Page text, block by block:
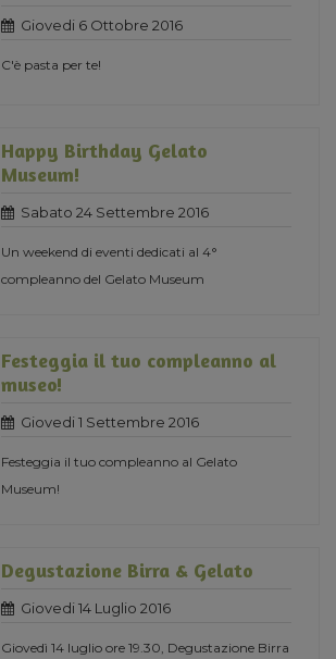
Giovedi 6 Ottobre 2016
C'è pasta per te!
Happy Birthday Gelato
Museum!
Sabato 24 Settembre 2016
Un weekend di eventi dedicati al 4°
compleanno del Gelato Museum
Festeggia il tuo compleanno al
museo!
Giovedi 1 Settembre 2016
Festeggia il tuo compleanno al Gelato
Museum!
Degustazione Birra & Gelato
Giovedi 14 Luglio 2016
Giovedì 14 luglio ore 19.30, Degustazione Birra